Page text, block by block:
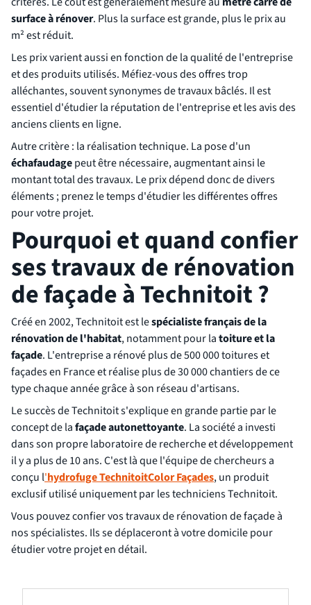
surface à rénover. Plus la surface est grande, plus le prix au
m² est réduit.
Les prix varient aussi en fonction de la qualité de l'entreprise
et des produits utilisés. Méfiez-vous des offres trop
alléchantes, souvent synonymes de travaux bâclés. Il est
essentiel d'étudier la réputation de l'entreprise et les avis des
anciens clients en ligne.
Autre critère : la réalisation technique. La pose d'un
échafaudagepeut être nécessaire, augmentant ainsi le
montant total des travaux. Le prix dépend donc de divers
éléments ; prenez le temps d'étudier les différentes offres
pour votre projet.
Pourquoi et quand confier
ses travaux de rénovation
de façade à Technitoit ?
Créé en 2002, Technitoit est lespécialiste français de la
rénovation de l'habitat, notamment pour latoiture et la
façade. L'entreprise a rénové plus de 500 000 toitures et
façades en France et réalise plus de 30 000 chantiers de ce
type chaque année grâce à son réseau d'artisans.
Le succès de Technitoit s'explique en grande partie par le
concept de lafaçade autonettoyante. La société a investi
dans son propre laboratoire de recherche et développement
il y a plus de 10 ans. C'est là que l'équipe de chercheurs a
conçu l'hydrofuge TechnitoitColor Façades, un produit
exclusif utilisé uniquement par les techniciens Technitoit.
Vous pouvez confier vos travaux de rénovation de façade à
nos spécialistes. Ils se déplaceront à votre domicile pour
étudier votre projet en détail.